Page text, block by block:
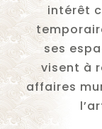
intérêt
ses
visent à
affaires